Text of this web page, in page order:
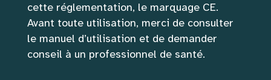
cette réglementation, le marquage CE.
Avant toute utilisation, merci de consulter
le manuel d’utilisation et de demander
conseil à un professionnel de santé.